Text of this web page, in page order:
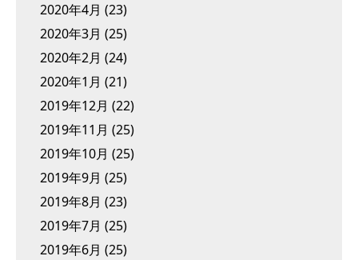
2020年4月 (23)
2020年3月 (25)
2020年2月 (24)
2020年1月 (21)
2019年12月 (22)
2019年11月 (25)
2019年10月 (25)
2019年9月 (25)
2019年8月 (23)
2019年7月 (25)
2019年6月 (25)